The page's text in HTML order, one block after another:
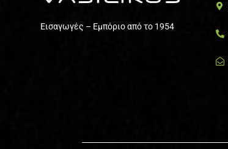
Εισαγωγές – Εμπόριο από το 1954